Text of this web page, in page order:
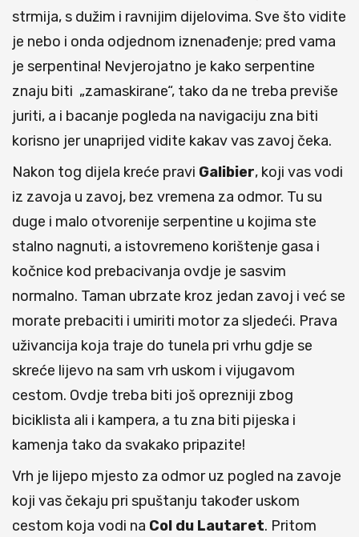
strmija, s dužim i ravnijim dijelovima. Sve što vidite
je nebo i onda odjednom iznenađenje; pred vama
je serpentina! Nevjerojatno je kako serpentine
znaju biti „zamaskirane“, tako da ne treba previše
juriti, a i bacanje pogleda na navigaciju zna biti
korisno jer unaprijed vidite kakav vas zavoj čeka.
Nakon tog dijela kreće pravi Galibier, koji vas vodi
iz zavoja u zavoj, bez vremena za odmor. Tu su
duge i malo otvorenije serpentine u kojima ste
stalno nagnuti, a istovremeno korištenje gasa i
kočnice kod prebacivanja ovdje je sasvim
normalno. Taman ubrzate kroz jedan zavoj i već se
morate prebaciti i umiriti motor za sljedeći. Prava
uživancija koja traje do tunela pri vrhu gdje se
skreće lijevo na sam vrh uskom i vijugavom
cestom. Ovdje treba biti još oprezniji zbog
biciklista ali i kampera, a tu zna biti pijeska i
kamenja tako da svakako pripazite!
Vrh je lijepo mjesto za odmor uz pogled na zavoje
koji vas čekaju pri spuštanju također uskom
cestom koja vodi na Col du Lautaret. Pritom